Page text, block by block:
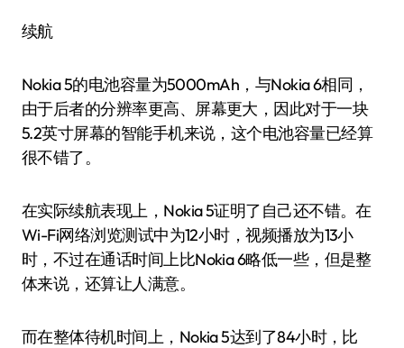
续航
Nokia 5的电池容量为5000mAh，与Nokia 6相同，
由于后者的分辨率更高、屏幕更大，因此对于一块
5.2英寸屏幕的智能手机来说，这个电池容量已经算
很不错了。
在实际续航表现上，Nokia 5证明了自己还不错。在
Wi-Fi网络浏览测试中为12小时，视频播放为13小
时，不过在通话时间上比Nokia 6略低一些，但是整
体来说，还算让人满意。
而在整体待机时间上，Nokia 5达到了84小时，比